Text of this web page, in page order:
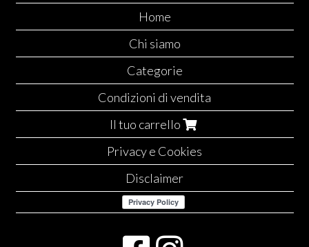
Home
Chi siamo
Categorie
Condizioni di vendita
Il tuo carrello
Privacy e Cookies
Disclaimer